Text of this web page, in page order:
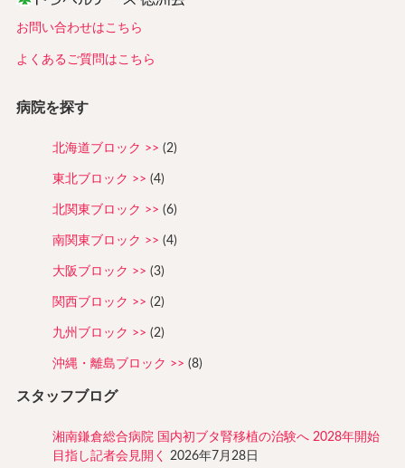
お問い合わせはこちら
よくあるご質問はこちら
病院を探す
北海道ブロック (2)
東北ブロック (4)
北関東ブロック (6)
南関東ブロック (4)
大阪ブロック (3)
関西ブロック (2)
九州ブロック (2)
沖縄・離島ブロック (8)
スタッフブログ
湘南鎌倉総合病院 国内初ブタ腎移植の治験へ 2028年開始
目指し記者会見開く
2026年7月28日